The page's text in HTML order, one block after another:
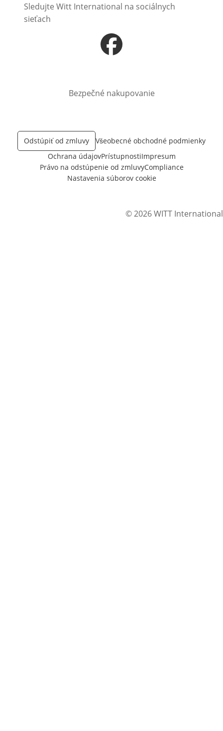
Sledujte Witt International na sociálnych
sieťach
Otvorí sa vnovom okne
Bezpečné nakupovanie
Odstúpiť od zmluvy
Všeobecné obchodné podmienky
Ochrana údajovPrístupnostiImpresum
Právo na odstúpenie od zmluvyCompliance
Nastavenia súborov cookie
© 2026 WITT International